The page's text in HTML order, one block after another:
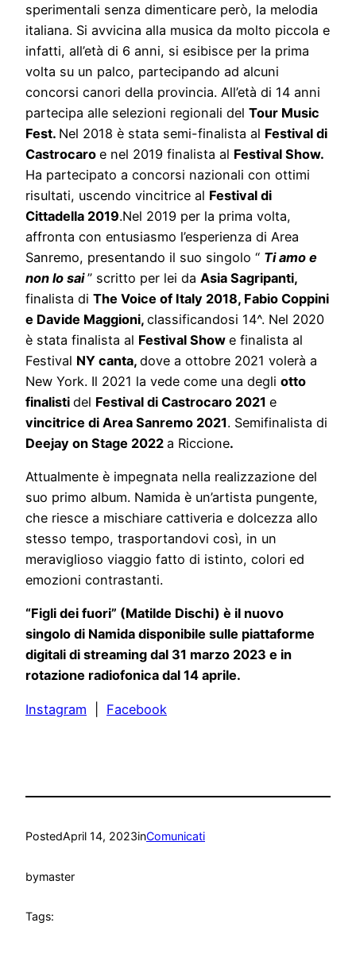
sperimentali senza dimenticare però, la melodia
italiana. Si avvicina alla musica da molto piccola e
infatti, all’età di 6 anni, si esibisce per la prima
volta su un palco, partecipando ad alcuni
concorsi canori della provincia. All’età di 14 anni
partecipa alle selezioni regionali del Tour Music
Fest. Nel 2018 è stata semi-finalista al Festival di
Castrocaro e nel 2019 finalista al Festival Show.
Ha partecipato a concorsi nazionali con ottimi
risultati, uscendo vincitrice al Festival di
Cittadella 2019.Nel 2019 per la prima volta,
affronta con entusiasmo l’esperienza di Area
Sanremo, presentando il suo singolo “ Ti amo e
non lo sai” scritto per lei da Asia Sagripanti,
finalista di The Voice of Italy 2018, Fabio Coppini
e Davide Maggioni, classificandosi 14^. Nel 2020
è stata finalista al Festival Show e finalista al
Festival NY canta, dove a ottobre 2021 volerà a
New York. Il 2021 la vede come una degli otto
finalisti del Festival di Castrocaro 2021 e
vincitrice di Area Sanremo 2021. Semifinalista di
Deejay on Stage 2022 a Riccione.
Attualmente è impegnata nella realizzazione del
suo primo album. Namida è un’artista pungente,
che riesce a mischiare cattiveria e dolcezza allo
stesso tempo, trasportandovi così, in un
meraviglioso viaggio fatto di istinto, colori ed
emozioni contrastanti.
“Figli dei fuori” (Matilde Dischi) è il nuovo
singolo di Namida disponibile sulle piattaforme
digitali di streaming dal 31 marzo 2023 e in
rotazione radiofonica dal 14 aprile.
Instagram Facebook
PostedApril 14, 2023inComunicati
bymaster
Tags: